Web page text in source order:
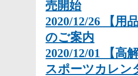
売開始
2020/12/26 【用
のご案内
2020/12/01 【高
スポーツカレン